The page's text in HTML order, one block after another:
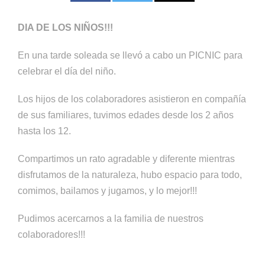
DIA DE LOS NIÑOS!!!
En una tarde soleada se llevó a cabo un PICNIC para
celebrar el día del niño.
Los hijos de los colaboradores asistieron en compañía
de sus familiares, tuvimos edades desde los 2 años
hasta los 12.
Compartimos un rato agradable y diferente mientras
disfrutamos de la naturaleza, hubo espacio para todo,
comimos, bailamos y jugamos, y lo mejor!!!
Pudimos acercarnos a la familia de nuestros
colaboradores!!!